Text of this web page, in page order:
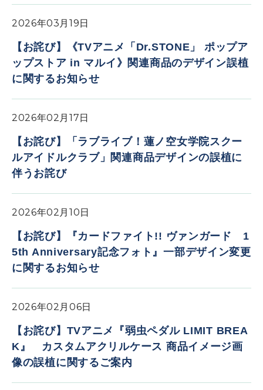
2026年03月19日
【お詫び】《TVアニメ「Dr.STONE」 ポップア
ップストア in マルイ》関連商品のデザイン誤植
に関するお知らせ
2026年02月17日
【お詫び】「ラブライブ！蓮ノ空女学院スクー
ルアイドルクラブ」関連商品デザインの誤植に
伴うお詫び
2026年02月10日
【お詫び】『カードファイト!! ヴァンガード 1
5th Anniversary記念フォト』一部デザイン変更
に関するお知らせ
2026年02月06日
【お詫び】TVアニメ『弱虫ペダル LIMIT BREA
K』 カスタムアクリルケース 商品イメージ画
像の誤植に関するご案内